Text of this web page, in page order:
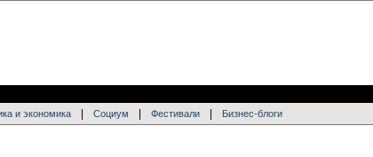
и экономика Социум Фестивали Бизнес-блоги